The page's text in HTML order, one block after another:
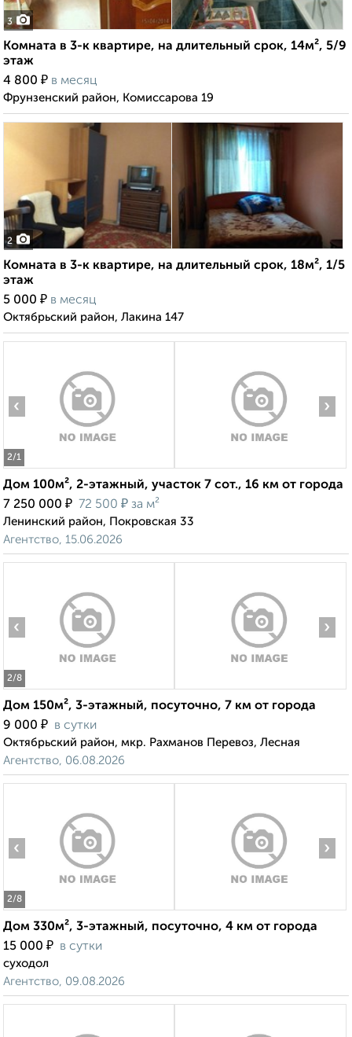
3
Комната в 3-к квартире, на длительный срок, 14м², 5/9
этаж
4 800 ₽ в месяц
Фрунзенский район, Комиссарова 19
2
Комната в 3-к квартире, на длительный срок, 18м², 1/5
этаж
5 000 ₽ в месяц
Октябрьский район, Лакина 147
2/1
‹ ›
Дом 100м², 2-этажный, участок 7 сот., 16 км от города
7 250 000 ₽ 72 500 ₽ за м²
Ленинский район, Покровская 33
Агентство, 15.06.2026
2/8
‹ ›
Дом 150м², 3-этажный, посуточно, 7 км от города
9 000 ₽ в сутки
Октябрьский район, мкр. Рахманов Перевоз, Лесная
Агентство, 06.08.2026
2/8
‹ ›
Дом 330м², 3-этажный, посуточно, 4 км от города
15 000 ₽ в сутки
суходол
Агентство, 09.08.2026